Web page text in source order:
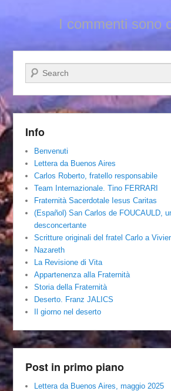
I commenti sono
Cerca
Info
Benvenuti
Lettera da Buenos Aires
Carlos Roberto, fratello responsabile
Team Internazionale. Tino FERRARI
Fraternità Sacerdotale Iesus Caritas
(Español) San Carlos de FOUCAULD,
desconcertante
Scritture originali del fratel Carlo a
Nazareth
La Revisione di Vita
Appartenenza alla Fraternità
Storia della Fraternità
Deserto. Franz JALICS
Il giorno nel deserto
Post in primo piano
Lettera da Buenos Aires, maggio 2025